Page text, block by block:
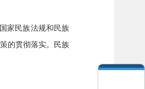
家民族法规和民族
的贯彻落实。民族